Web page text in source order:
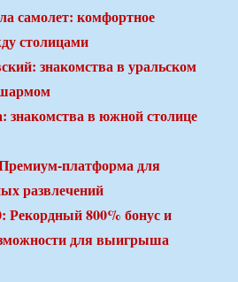
самолет: комфортное
столицами
знакомства в уральском
знакомства в южной столице
платформа для
развлечений
Рекордный 800% бонус и
для выигрыша